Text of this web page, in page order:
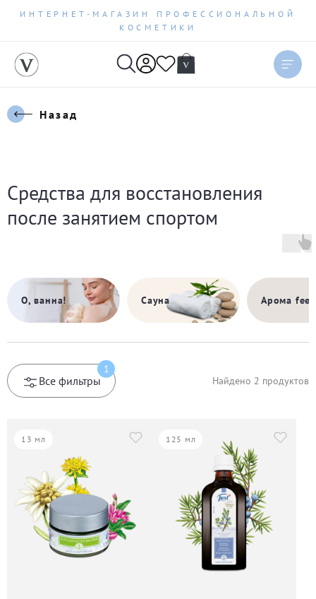
ИНТЕРНЕТ-МАГАЗИН ПРОФЕССИОНАЛЬНОЙ
КОСМЕТИКИ
Назад
Средства для восстановления
после занятием спортом
О, ванна! Сауна Арома
Все фильтры
1
Найдено 2 продуктов
13 мл 125 мл